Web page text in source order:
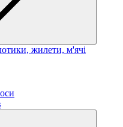
жилети, м'ячі